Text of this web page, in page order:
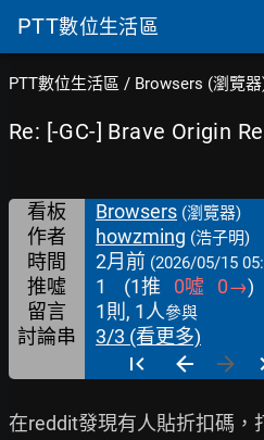
PTT數位生活區
PTT數位生活區 / Browsers (瀏覽
Re: [-GC-] Brave Origin
看板 Browsers (瀏覽器)
作者 howzming (浩子明)
時間 2月前 (2026/05/15
推噓 1 (1推 0噓 0→)
留言
1則, 1人參與
討論串 3/3 (看更多)